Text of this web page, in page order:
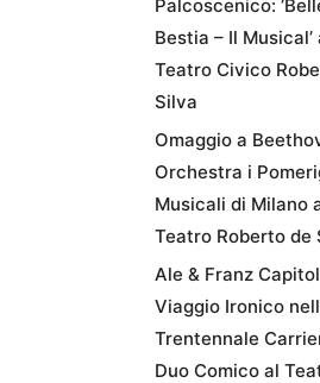
Palcoscenico:
Bestia – Il Musical’
Teatro Civico
Silva
Omaggio a
Orchestra i
Musicali di Milano
Teatro Roberto de
Ale & Franz
Viaggio Ironico
Trentennale
Duo Comico al